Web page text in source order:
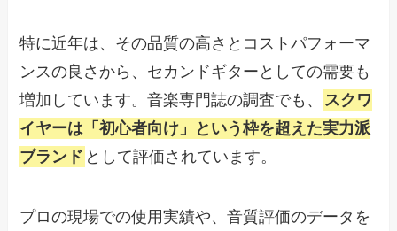
特に近年は、その品質の高さとコストパフォーマ
ンスの良さから、セカンドギターとしての需要も
増加しています。音楽専門誌の調査でも、
スクワ
イヤーは「初心者向け」という枠を超えた実力派
ブランド として評価されています。
プロの現場での使用実績や、音質評価のデータを